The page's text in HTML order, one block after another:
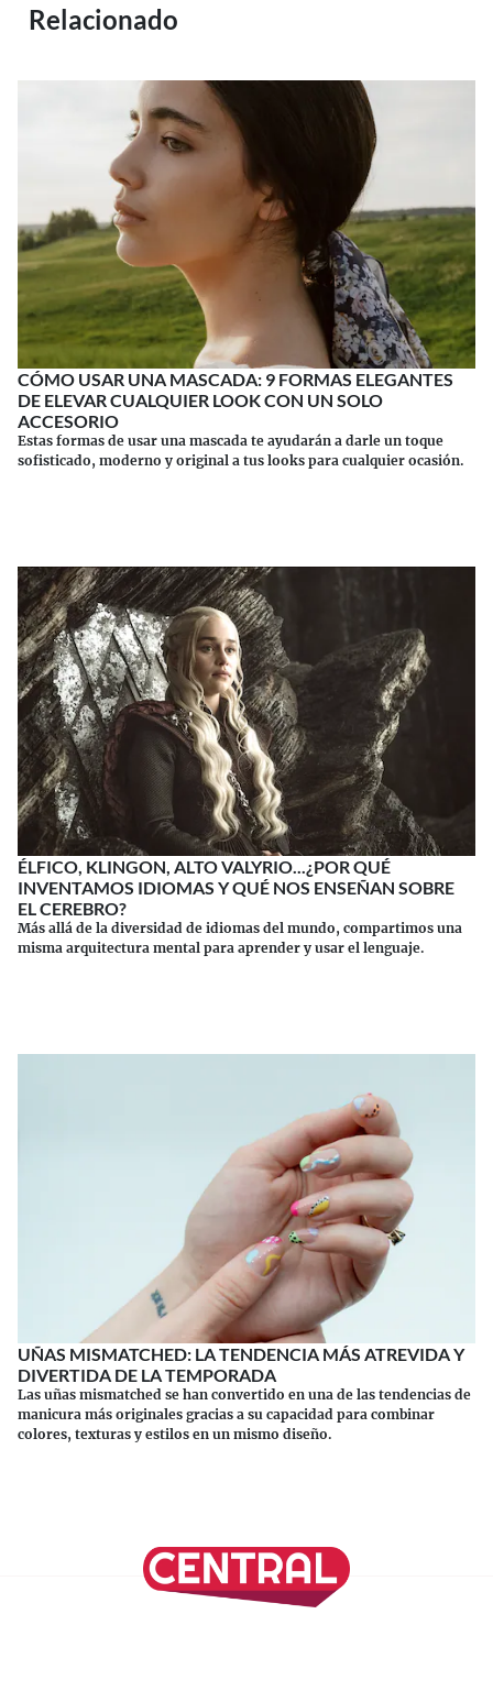
Relacionado
CÓMO USAR UNA MASCADA: 9 FORMAS ELEGANTES
DE ELEVAR CUALQUIER LOOK CON UN SOLO
ACCESORIO
Estas formas de usar una mascada te ayudarán a darle un toque
sofisticado, moderno y original a tus looks para cualquier ocasión.
ÉLFICO, KLINGON, ALTO VALYRIO...¿POR QUÉ
INVENTAMOS IDIOMAS Y QUÉ NOS ENSEÑAN SOBRE
EL CEREBRO?
Más allá de la diversidad de idiomas del mundo, compartimos una
misma arquitectura mental para aprender y usar el lenguaje.
UÑAS MISMATCHED: LA TENDENCIA MÁS ATREVIDA Y
DIVERTIDA DE LA TEMPORADA
Las uñas mismatched se han convertido en una de las tendencias de
manicura más originales gracias a su capacidad para combinar
colores, texturas y estilos en un mismo diseño.